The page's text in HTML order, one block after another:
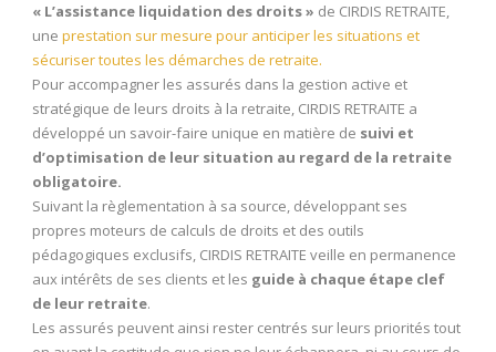
« L’assistance liquidation des droits » de CIRDIS RETRAITE,
une prestation sur mesure pour anticiper les situations et
sécuriser toutes les démarches de retraite.
Pour accompagner les assurés dans la gestion active et
stratégique de leurs droits à la retraite, CIRDIS RETRAITE a
développé un savoir-faire unique en matière de suivi et
d’optimisation de leur situation au regard de la retraite
obligatoire.
Suivant la règlementation à sa source, développant ses
propres moteurs de calculs de droits et des outils
pédagogiques exclusifs, CIRDIS RETRAITE veille en permanence
aux intérêts de ses clients et les guide à chaque étape clef
de leur retraite.
Les assurés peuvent ainsi rester centrés sur leurs priorités tout